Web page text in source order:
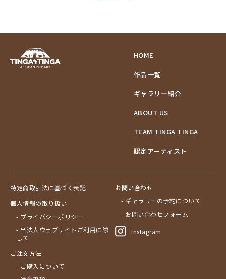
HOME
作品一覧
ギャラリー紹介
ABOUT US
TEAM TINGA TINGA
認定アーティスト
特定商取引法に基づく表記
個人情報の取り扱い
- プライバシーポリシー
- 当法人ウェブサイトご利用に際
して
ご注文方法
- ご購入について
お問い合わせ
- ギャラリーの予約について
- お問い合わせフォーム
instagram